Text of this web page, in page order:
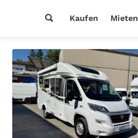
Kaufen Mieten